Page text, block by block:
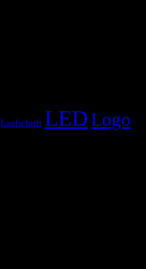
Laufschrift LEDLogo